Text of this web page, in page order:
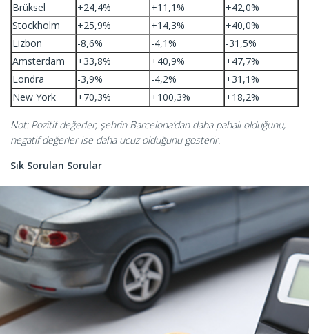
Brüksel
+24,4% +11,1%
+42,0%
Stockholm
+25,9% +14,3%
+40,0%
Lizbon
-8,6% -4,1%
-31,5%
Amsterdam
+33,8% +40,9%
+47,7%
Londra
-3,9% -4,2%
+31,1%
New York
+70,3% +100,3% +18,2%
Not: Pozitif değerler, şehrin Barcelona’dan daha pahalı olduğunu;
negatif değerler ise daha ucuz olduğunu gösterir.
Sık Sorulan Sorular